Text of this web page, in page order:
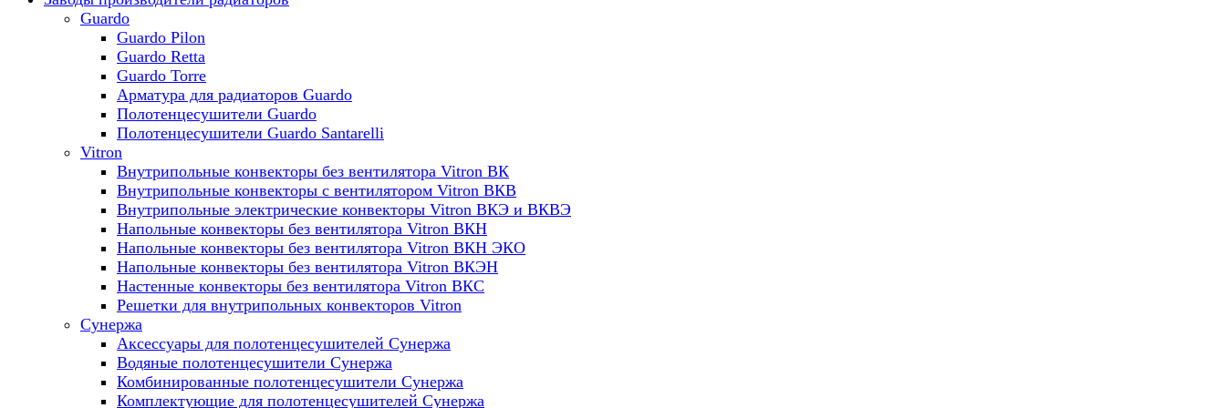
Guardo
Guardo Pilon
Guardo Retta
Guardo Torre
Арматура для радиаторов Guardo
Полотенцесушители Guardo
Полотенцесушители Guardo Santarelli
Vitron
Внутрипольные конвекторы без вентилятора Vitron ВК
Внутрипольные конвекторы с вентилятором Vitron ВКВ
Внутрипольные электрические конвекторы Vitron ВКЭ и ВКВЭ
Напольные конвекторы без вентилятора Vitron ВКН
Напольные конвекторы без вентилятора Vitron ВКН ЭКО
Напольные конвекторы без вентилятора Vitron ВКЭН
Настенные конвекторы без вентилятора Vitron ВКС
Решетки для внутрипольных конвекторов Vitron
Сунержа
Аксессуары для полотенцесушителей Сунержа
Водяные полотенцесушители Сунержа
Комбинированные полотенцесушители Сунержа
Комплектующие для полотенцесушителей Сунержа